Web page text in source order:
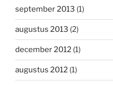
september 2013 (1)
augustus 2013 (2)
december 2012 (1)
augustus 2012 (1)